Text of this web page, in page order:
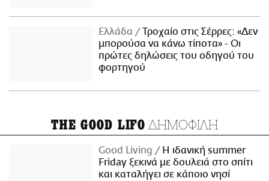
Ελλάδα
Τροχαίο στις Σέρρες: «Δεν
μπορούσα να κάνω τίποτα» - Οι
πρώτες δηλώσεις του οδηγού του
φορτηγού
THE GOOD LIFO ΔΗΜΟΦΙΛΗ
Good Living
Η ιδανική summer
Friday ξεκινά με δουλειά στο σπίτι
και καταλήγει σε κάποιο νησί